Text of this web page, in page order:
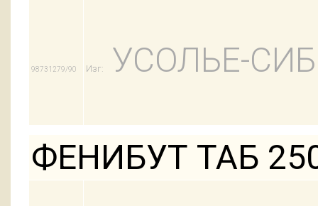
98731279/90 Изг: УСОЛЬЕ-
ФЕНИБУТ ТАБ